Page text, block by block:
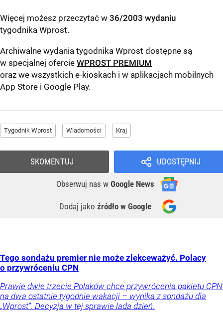
Więcej możesz przeczytać w 36/2003 wydaniu
tygodnika Wprost.
Archiwalne wydania tygodnika Wprost dostępne są
w specjalnej ofercie WPROST PREMIUM
oraz we wszystkich e-kioskach i w aplikacjach mobilnych
App Store i Google Play.
Tygodnik Wprost Wiadomości Kraj
UDOSTĘPNIJ
Obserwuj nas w Google News
Dodaj jako źródło w Google
SKOMENTUJ
Tego sondażu premier nie może zlekceważyć. Polacy
o przywróceniu CPN
Prawie dwie trzecie Polaków chce przywrócenia pakietu CPN
na dwa ostatnie tygodnie wakacji – wynika z sondażu dla
„Wprost”. Decyzja w tej sprawie lada dzień.